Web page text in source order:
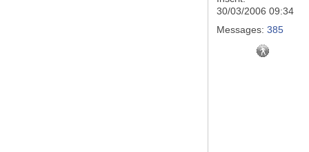
30/03/2006 09:34
Messages: 385